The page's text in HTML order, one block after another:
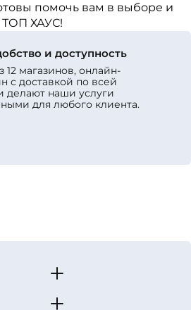
помочь вам в выборе и
ТОП ХАУС!
и доступность
12 магазинов, онлайн-
с доставкой по всей
делают наши услуги
для любого клиента.